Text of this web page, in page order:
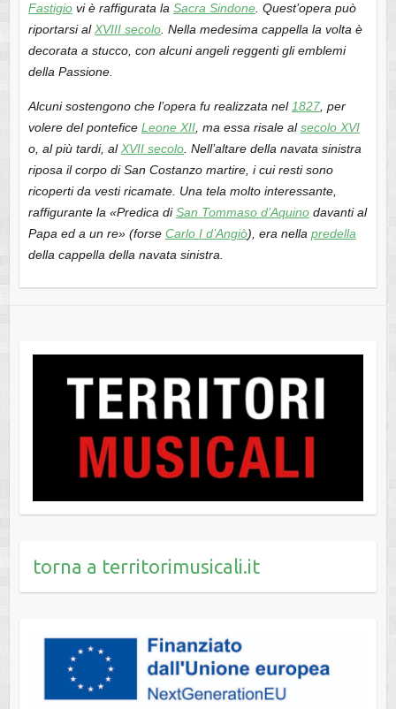
Fastigiovi è raffigurata la Sacra Sindone. Quest’opera può
riportarsi al XVIII secolo. Nella medesima cappella la volta è
decorata a stucco, con alcuni angeli reggenti gli emblemi
della Passione.
Alcuni sostengono che l’opera fu realizzata nel 1827, per
volere del pontefice Leone XII, ma essa risale alsecolo XVI
o, al più tardi, al XVII secolo. Nell’altare della navata sinistra
riposa il corpo di San Costanzo martire, i cui resti sono
ricoperti da vesti ricamate. Una tela molto interessante,
raffigurante la «Predica diSan Tommaso d’Aquinodavanti al
Papa ed a un re» (forse Carlo I d’Angiò), era nella predella
della cappella della navata sinistra.
torna a territorimusicali.it